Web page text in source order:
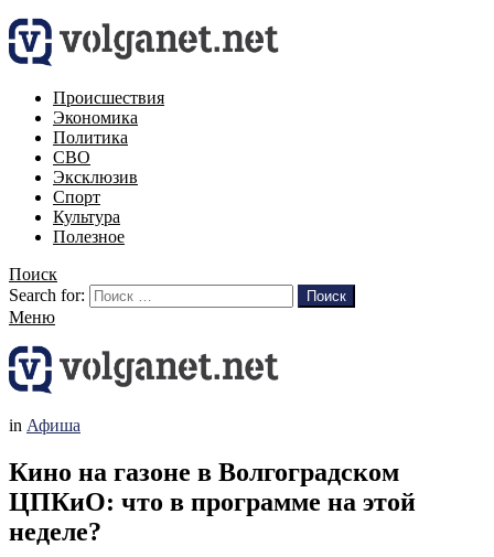
Происшествия
Экономика
Политика
СВО
Эксклюзив
Спорт
Культура
Полезное
Поиск
Search for:
Поиск
Меню
in Афиша
Кино на газоне в Волгоградском
ЦПКиО: что в программе на этой
неделе?